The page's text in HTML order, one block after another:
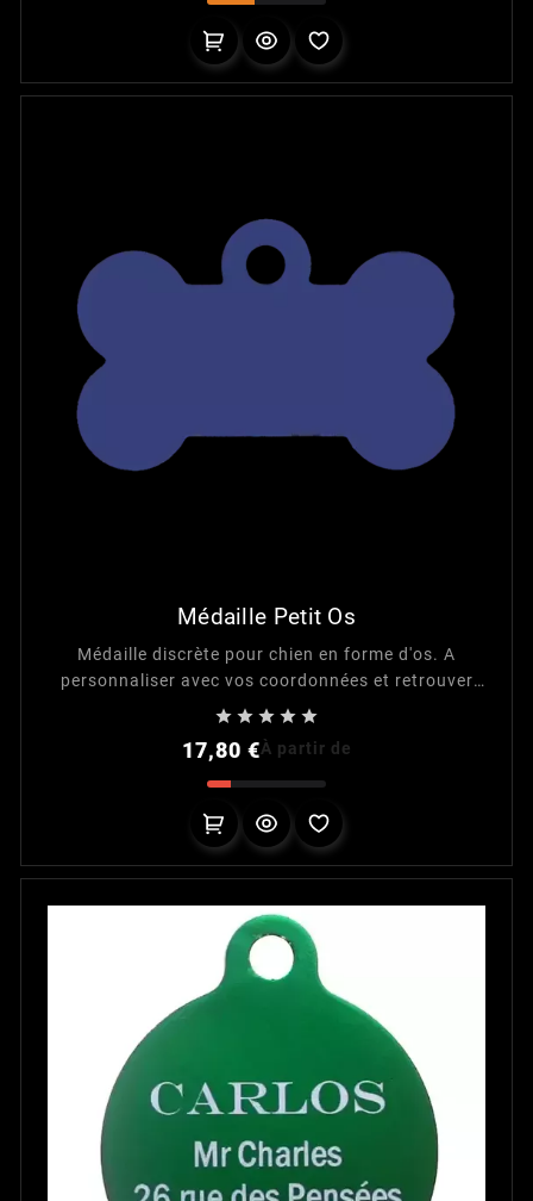
Médaille Petit Os
Médaille discrète pour chien en forme d'os. A
personnaliser avec vos coordonnées et retrouver
votre chien en cas de fugue. Dimensions : Largeur :
    
17,80 €À partir de